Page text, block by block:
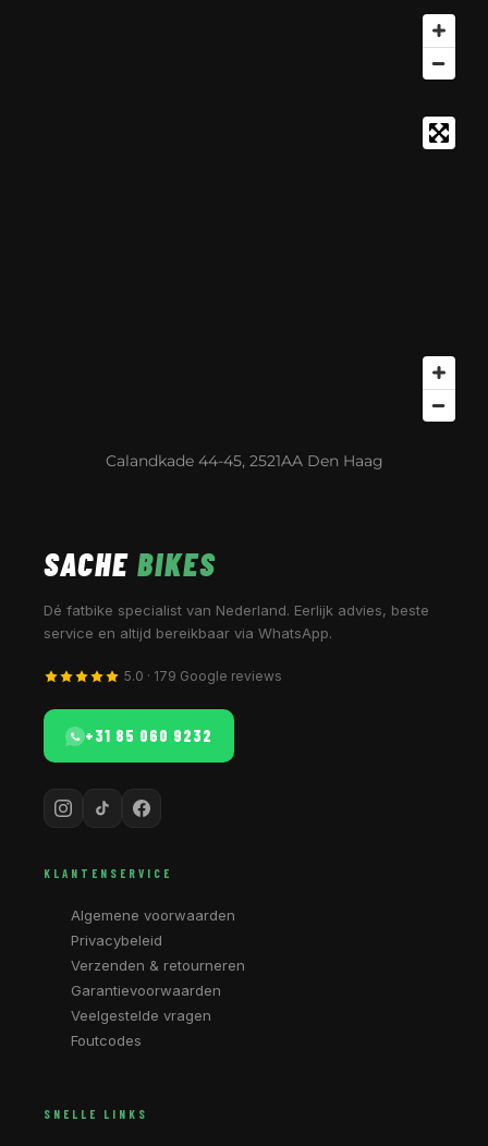
Calandkade 44-45, 2521AA Den Haag
SACHE BIKES
Dé fatbike specialist van Nederland. Eerlijk advies, beste
service en altijd bereikbaar via WhatsApp.
5.0 · 179 Google reviews
+31 85 060 9232
KLANTENSERVICE
Algemene voorwaarden
Privacybeleid
Verzenden & retourneren
Garantievoorwaarden
Veelgestelde vragen
Foutcodes
SNELLE LINKS